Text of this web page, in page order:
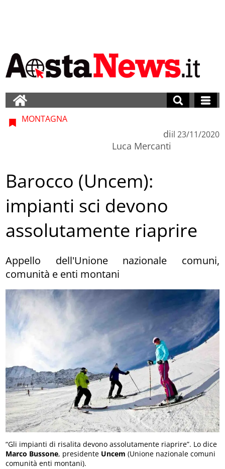
MONTAGNA
di
Luca Mercanti
il 23/11/2020
Barocco (Uncem):
impianti sci devono
assolutamente riaprire
Appello dell'Unione nazionale comuni,
comunità e enti montani
“Gli impianti di risalita devono assolutamente riaprire”. Lo dice
Marco Bussone, presidente Uncem (Unione nazionale comuni
comunità enti montani).